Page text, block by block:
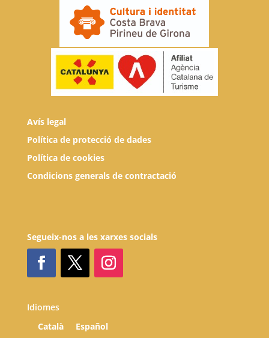
Avís legal
Política de protecció de dades
Política de cookies
Condicions generals de contractació
Segueix-nos a les xarxes socials
Idiomes
Català
Español